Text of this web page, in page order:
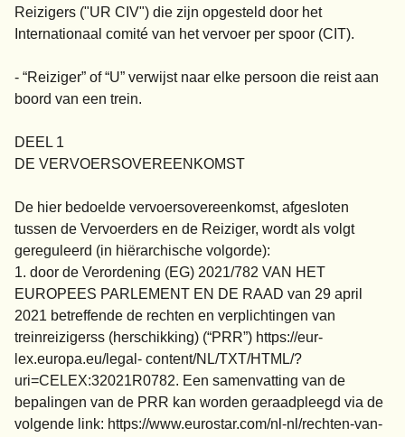
Reizigers ("UR CIV") die zijn opgesteld door het
Internationaal comité van het vervoer per spoor (CIT).
- “Reiziger” of “U” verwijst naar elke persoon die reist aan
boord van een trein.
DEEL 1
DE VERVOERSOVEREENKOMST
De hier bedoelde vervoersovereenkomst, afgesloten
tussen de Vervoerders en de Reiziger, wordt als volgt
gereguleerd (in hiërarchische volgorde):
1. door de Verordening (EG) 2021/782 VAN HET
EUROPEES PARLEMENT EN DE RAAD van 29 april
2021 betreffende de rechten en verplichtingen van
treinreizigerss (herschikking) (“PRR”) https://eur-
lex.europa.eu/legal- content/NL/TXT/HTML/?
uri=CELEX:32021R0782. Een samenvatting van de
bepalingen van de PRR kan worden geraadpleegd via de
volgende link: https://www.eurostar.com/nl-nl/rechten-van-